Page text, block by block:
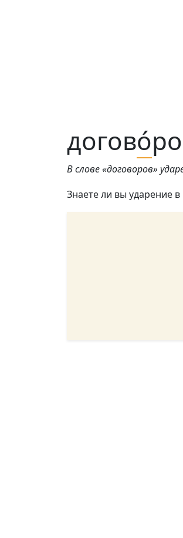
догово́
В слове «договоров»
Знаете ли вы ударение в